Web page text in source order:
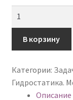
Задача
1.16
Б.Б
В корзину
Категории:
Гидростатика.
Описание